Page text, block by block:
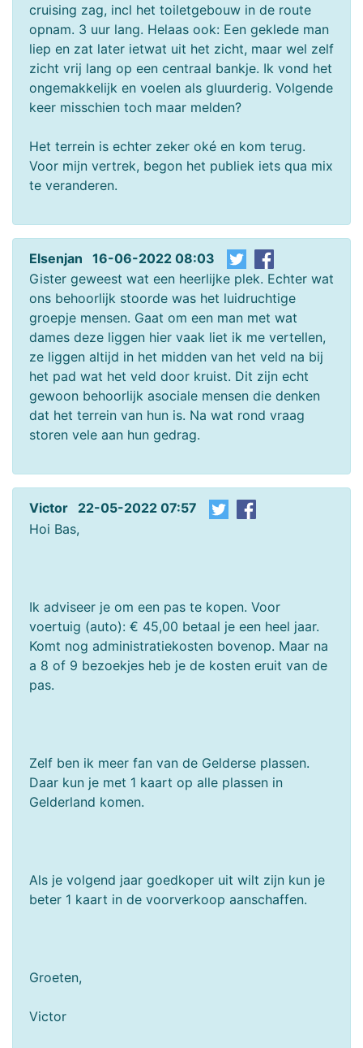
cruising zag, incl het toiletgebouw in de route
opnam. 3 uur lang. Helaas ook: Een geklede man
liep en zat later ietwat uit het zicht, maar wel zelf
zicht vrij lang op een centraal bankje. Ik vond het
ongemakkelijk en voelen als gluurderig. Volgende
keer misschien toch maar melden?
Het terrein is echter zeker oké en kom terug.
Voor mijn vertrek, begon het publiek iets qua mix
te veranderen.
Elsenjan 16-06-2022 08:03
Gister geweest wat een heerlijke plek. Echter wat
ons behoorlijk stoorde was het luidruchtige
groepje mensen. Gaat om een man met wat
dames deze liggen hier vaak liet ik me vertellen,
ze liggen altijd in het midden van het veld na bij
het pad wat het veld door kruist. Dit zijn echt
gewoon behoorlijk asociale mensen die denken
dat het terrein van hun is. Na wat rond vraag
storen vele aan hun gedrag.
Victor 22-05-2022 07:57
Hoi Bas,
Ik adviseer je om een pas te kopen. Voor
voertuig (auto): € 45,00 betaal je een heel jaar.
Komt nog administratiekosten bovenop. Maar na
a 8 of 9 bezoekjes heb je de kosten eruit van de
pas.
Zelf ben ik meer fan van de Gelderse plassen.
Daar kun je met 1 kaart op alle plassen in
Gelderland komen.
Als je volgend jaar goedkoper uit wilt zijn kun je
beter 1 kaart in de voorverkoop aanschaffen.
Groeten,
Victor